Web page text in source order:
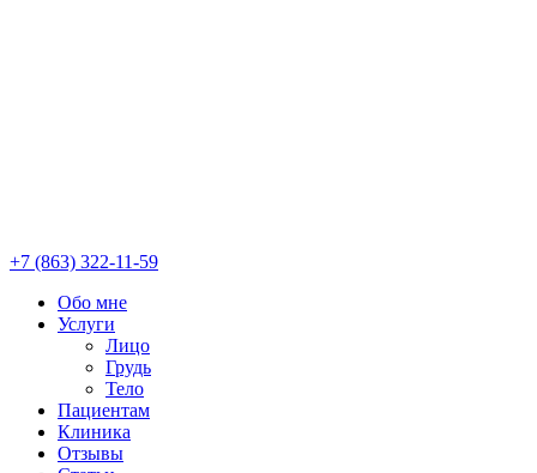
+7 (863) 322-11-59
Обо мне
Услуги
Лицо
Грудь
Тело
Пациентам
Клиника
Отзывы